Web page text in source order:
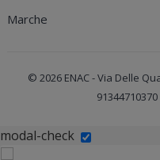
Marche
© 2026 ENAC- Via Delle
91344710370
modal-check